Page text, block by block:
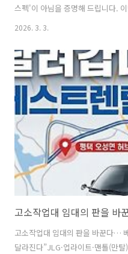
스펙'이 아님을 증명해 드립니다.
에서 많은 취준생의 공감을 얻었던
4.35가 '낮은 학벌'? 겸손이 아니
는 겁니다많은 분이 "지방대니까
이 더 있어야 대형 건설사에 비빌
쌓습니다. 하지만 현직 HR 담당자
사는 '학교 간판'만 보지 않습니다
2026. 3. 3.
고소작업대 임대의 판을 바꾼다…
달라진다”JLG·업라이트·맨톨(만